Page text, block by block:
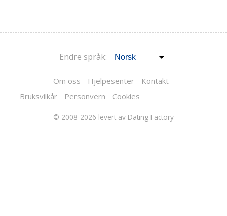
Endre språk:
Om oss Hjelpesenter
Kontakt
Bruksvilkår
Personvern Cookies
© 2008-2026 levert av Dating Factory